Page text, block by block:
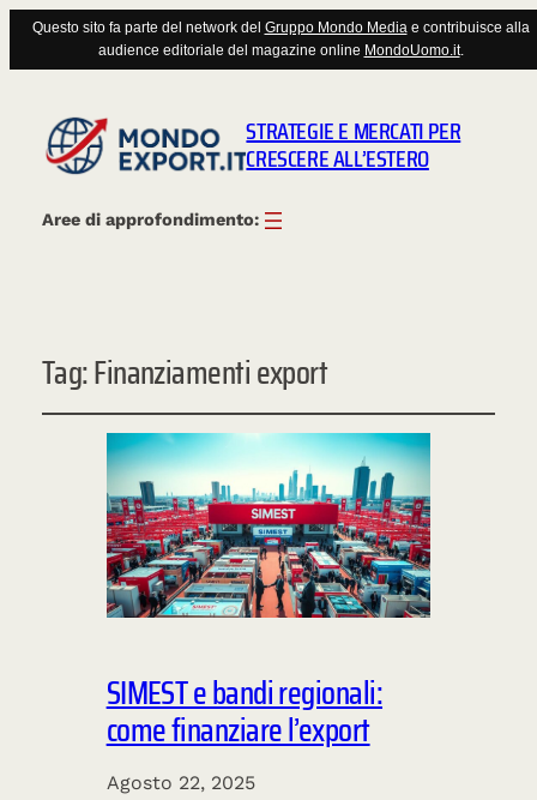
Questo sito fa parte del network del Gruppo Mondo Mediae contribuisce alla
audience editoriale del magazine online MondoUomo.it.
STRATEGIE E MERCATI PER
CRESCERE ALL’ESTERO
Aree di approfondimento:
Tag:Finanziamenti export
SIMEST e bandi regionali:
come finanziare l’export
Agosto 22, 2025